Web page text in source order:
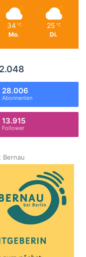
34 ℃
Mo.
25 ℃
Di.
28.006
Abonnenten
13.915
Follower
Bernau